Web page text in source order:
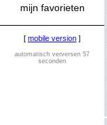
mijn favorieten
[ mobile version ]
automatisch verversen 57
seconden